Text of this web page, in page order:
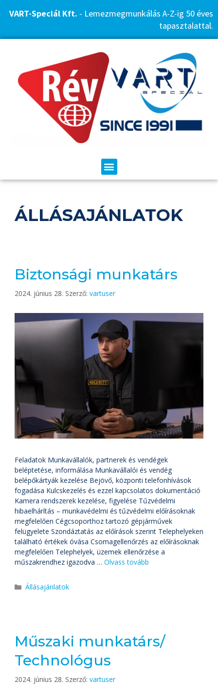
VART-Speciál Kft. - Lemezmegmunkálás A-Z-ig 50 éves
tapasztalattal.
ÁLLÁSAJÁNLATOK
Biztonsági munkatárs
2024. június 28. Szerző: vartuser
Feladatok Munkavállalók, partnerek és vendégek
beléptetése, informálása Munkavállalói és vendég
belépőkártyák kezelése Bejövő, központi telefonhívások
fogadása Kulcskezelés és ezzel kapcsolatos dokumentáció
Kamera rendszerek kezelése, figyelése Tűzvédelmi
hibaelhárítás – munkavédelmi és tűzvédelmi előírásoknak
megfelelően Cégcsoporthoz tartozó gépjárművek
felügyelete Szondáztatás az előírások szerint Telephelyeken
található értékek óvása Csomagellenőrzés az előírásoknak
megfelelően Telephelyek, üzemek ellenőrzése a
műszakrendhez igazodva … Olvass tovább
Állásajánlatok
Műszaki munkatárs/
Technológus
2024. június 28. Szerző: vartuser